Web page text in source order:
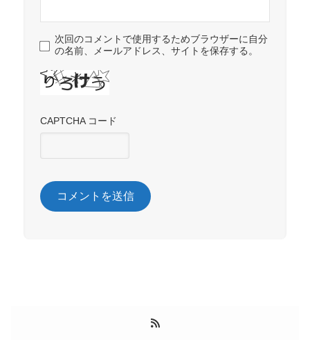
次回のコメントで使用するためブラウザーに自分
の名前、メールアドレス、サイトを保存する。
CAPTCHA コード